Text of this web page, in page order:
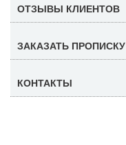
ОТЗЫВЫ КЛИЕНТОВ
ЗАКАЗАТЬ ПРОПИСКУ
КОНТАКТЫ